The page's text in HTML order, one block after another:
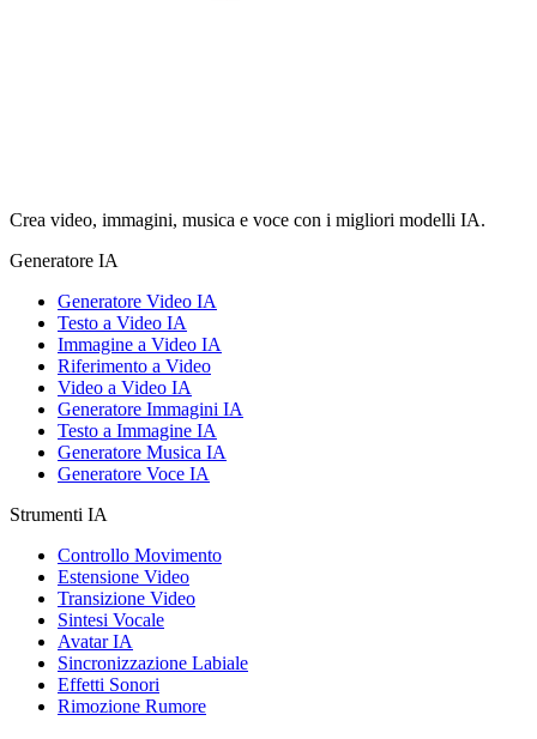
Crea video, immagini, musica e voce con i migliori modelli IA.
Generatore IA
Generatore Video IA
Testo a Video IA
Immagine a Video IA
Riferimento a Video
Video a Video IA
Generatore Immagini IA
Testo a Immagine IA
Generatore Musica IA
Generatore Voce IA
Strumenti IA
Controllo Movimento
Estensione Video
Transizione Video
Sintesi Vocale
Avatar IA
Sincronizzazione Labiale
Effetti Sonori
Rimozione Rumore